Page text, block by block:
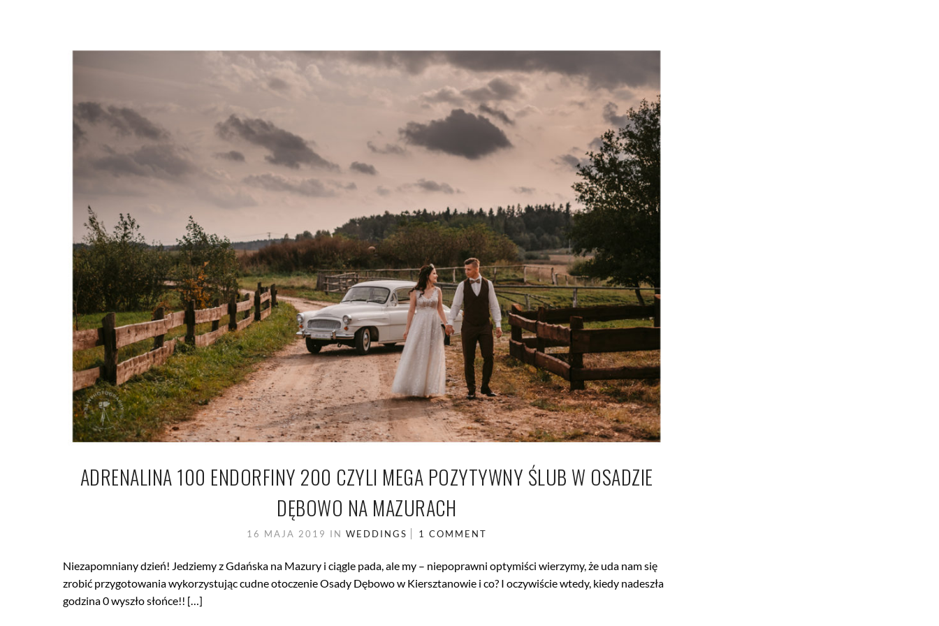
ADRENALINA 100 ENDORFINY 200 CZYLI MEGA POZYTYWNY ŚLUB W OSADZIE
DĘBOWO NA MAZURACH
16 MAJA 2019 IN WEDDINGS 1 COMMENT
Niezapomniany dzień! Jedziemy z Gdańska na Mazury i ciągle pada, ale my – niepoprawni optymiści wierzymy, że uda nam się
zrobić przygotowania wykorzystując cudne otoczenie Osady Dębowo w Kiersztanowie i co? I oczywiście wtedy, kiedy nadeszła
godzina 0 wyszło słońce!! […]